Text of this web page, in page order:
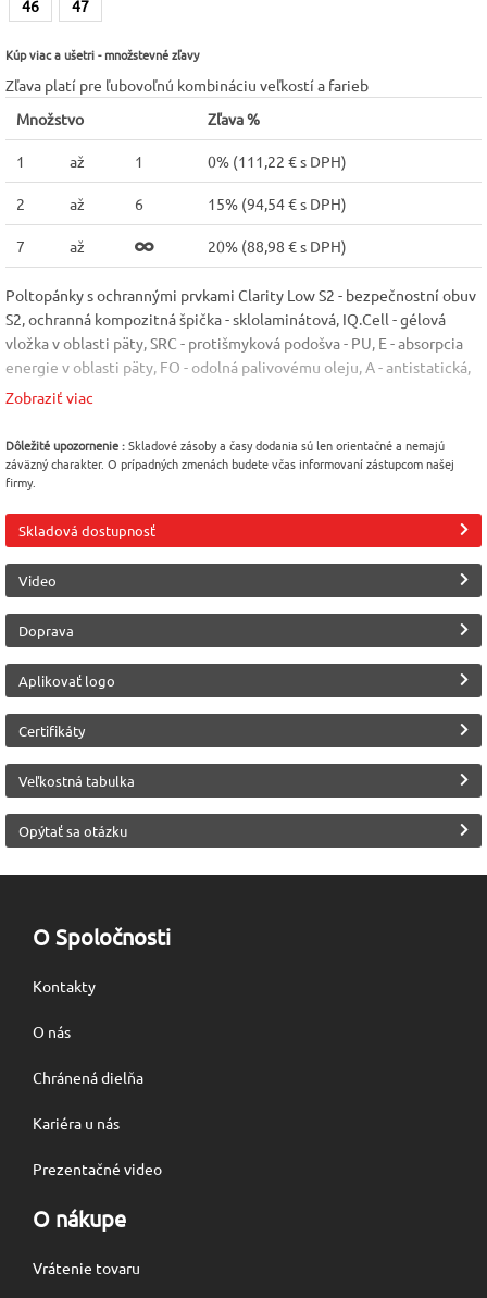
46
47
Kúp viac a ušetri - množstevné zľavy
Zľava platí pre ľubovoľnú kombináciu veľkostí a farieb
Množstvo
Zľava %
1 až 1 0% (111,22 € s DPH)
2 až 6 15% (94,54 € s DPH)
7 až 20% (88,98 € s DPH)
Poltopánky s ochrannými prvkami Clarity Low S2 - bezpečnostní obuv
S2, ochranná kompozitná špička - sklolaminátová, IQ.Cell - gélová
vložka v oblasti päty, SRC - protišmyková podošva - PU, E - absorpcia
energie v oblasti päty, FO - odolná palivovému oleju, A - antistatická,
bez kovových častí, certifikácia DGUV 112-191. Materiál: Vrchný
Veľkosť: 37-47
Norma
Vlastnosť
Farba
Bezpečnostné prvky
Kompozitová špica
Protišmykovosť
Výrobca
Zvršok obuvi
Mikrovlákno
Trieda ochrany
S2
Zobraziť viac
Dôležité upozornenie :Skladové zásoby a časy dodania sú len orientačné a nemajú
záväzný charakter. O prípadných zmenách budete včas informovaní zástupcom našej
firmy.
Skladová dostupnosť
Video
Doprava
Aplikovať logo
Certifikáty
Veľkostná tabulka
Opýtať sa otázku
O Spoločnosti
Kontakty
O nás
Chránená dielňa
Kariéra u nás
Prezentačné video
O nákupe
Vrátenie tovaru